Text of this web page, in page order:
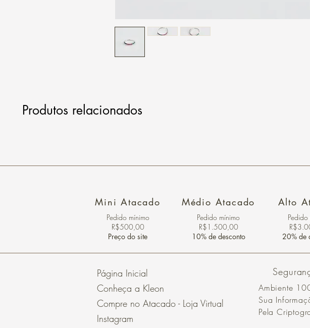
Produtos relacionados
Mini Atacado
Pedido ​mínimo
R$500,00
Preço do site
Médio Atacado
Pedido mínimo
R$1.500,00
10% de desconto
Alto
20% de
Página Inicial
Conheça a Kleon
Compre no Atacado - Loja Virtual
Instagram
Ambiente
Sua
Pela